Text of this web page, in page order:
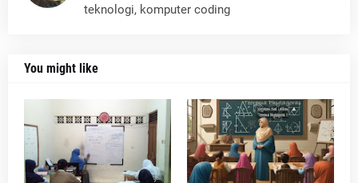
teknologi, komputer coding
You might like